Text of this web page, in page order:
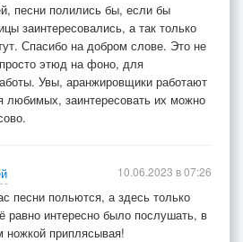
песни полились бы, если бы
заинтересовались, а так только
Спасибо на добром слове. Это не
этюд на фоно, для
Увы, аранжировщики работают
любимых, заинтересовать их можно
песни польются, а здесь только
равно интересно было послушать, в
ножкой приплясывая!
10.06.2023 в 07:26